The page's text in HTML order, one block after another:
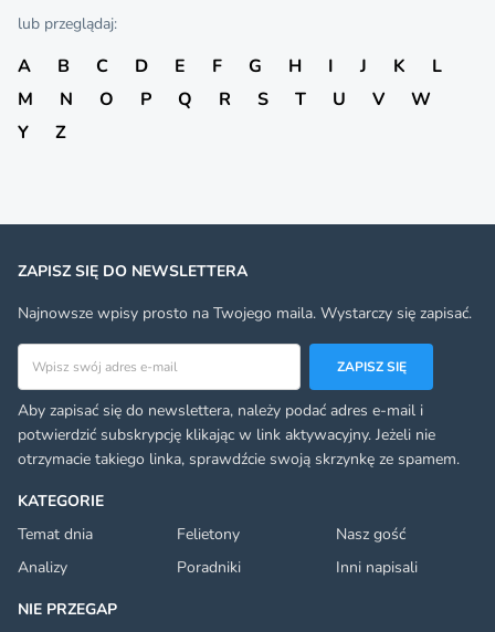
lub przeglądaj:
A B C D E F G H I J K
L
M
N O P Q R S T U V
W
Y
Z
KATEGORIE
Temat dnia
Felietony
Nasz gość
Analizy
Poradniki
Inni napisali
NIE PRZEGAP
ZAPISZ SIĘ DO NEWSLETTERA
Najnowsze wpisy prosto na Twojego maila. Wystarczy się zapisać.
ZAPISZ SIĘ
Aby zapisać się do newslettera, należy podać adres e-mail i
potwierdzić subskrypcję klikając w link aktywacyjny. Jeżeli nie
otrzymacie takiego linka, sprawdźcie swoją skrzynkę ze spamem.